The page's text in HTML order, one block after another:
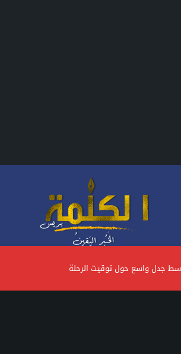
شركة، تأسس منذ سنة 2023، يهتم بالأخبار السياسية